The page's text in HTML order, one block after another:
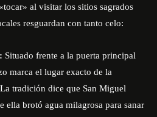
al visitar los sitios sagrados
resguardan con tanto celo:
Situado frente a la puerta principal
marca el lugar exacto de la
tradición dice que San Miguel
ella brotó agua milagrosa para sanar